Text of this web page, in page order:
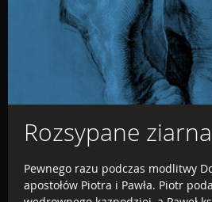
Rozsypane ziarna
Pewnego razu podczas modlitwy
apostołów Piotra i Pawła. Piotr